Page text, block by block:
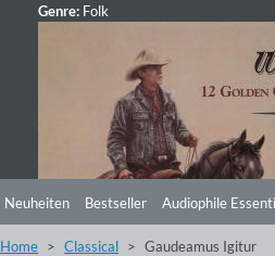
Genre: Folk
Neuheiten Bestseller Audiophile
Home Classical Gaudeamus Igitur